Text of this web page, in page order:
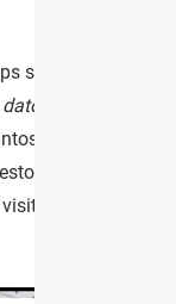
sabe de ti. Para
datos en Maps.
de la esquina
lo más
cada tres